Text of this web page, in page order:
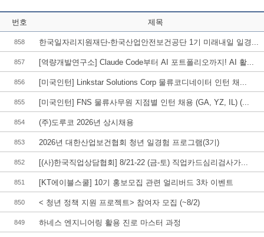
번호 제목
858 한국일자리지원재단-한국산업안전보건공단 1기 미래내일 일경...
857 [역량개발연구소] Claude Code부터 AI 포트폴리오까지! AI 활...
856 [미국인턴] Linkstar Solutions Corp 물류코디네이터 인턴 채...
855 [미국인턴] FNS 물류사무원 지점별 인턴 채용 (GA, YZ, IL) (...
854 (주)도루코 2026년 상시채용
853 2026년 대한산업보건협회 청년 일경험 프로그램(3기)
852 [(사)한국직업상담협회] 8/21-22 (금-토) 직업카드심리검사가...
851 [KT에이블스쿨] 10기 홍보모집 관련 얼리버드 3차 이벤트
850 < 청년 정책 지원 프로젝트> 참여자 모집 (~8/2)
849 하네스 엔지니어링 활용 진로 마스터 과정